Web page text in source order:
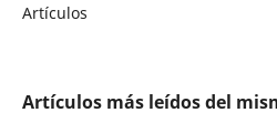
Artículos
Artículos más leídos del